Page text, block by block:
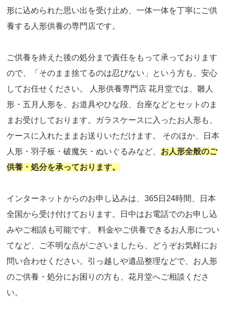
形に込められた思い出を受け止め、一体一体を丁寧にご供
養する人形供養の専門店です。
ご供養を終えた後の処分まで責任をもって承っております
ので、「そのまま捨てるのは忍びない」という方も、安心
してお任せください。 人形供養専門店 花月堂では、雛人
形・五月人形を、お道具やひな段、台座などとセットのま
まお受けしております。ガラスケースに入ったお人形も、
ケースに入れたままお送りいただけます。 そのほか、日本
人形・羽子板・破魔矢・ぬいぐるみなど、 お人形全般のご
供養・処分を承っております。
インターネットからのお申し込みは、365日24時間、日本
全国から受け付けております。日中はお電話でのお申し込
みやご相談も可能です。 料金やご供養できるお人形につい
てなど、ご不明な点がございましたら、どうぞお気軽にお
問い合わせください。引っ越しや遺品整理などで、お人形
のご供養・処分にお困りの方も、花月堂へご相談くださ
い。